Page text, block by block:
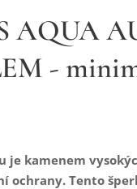
AQUA
-
je kamenem
ochrany. Tento